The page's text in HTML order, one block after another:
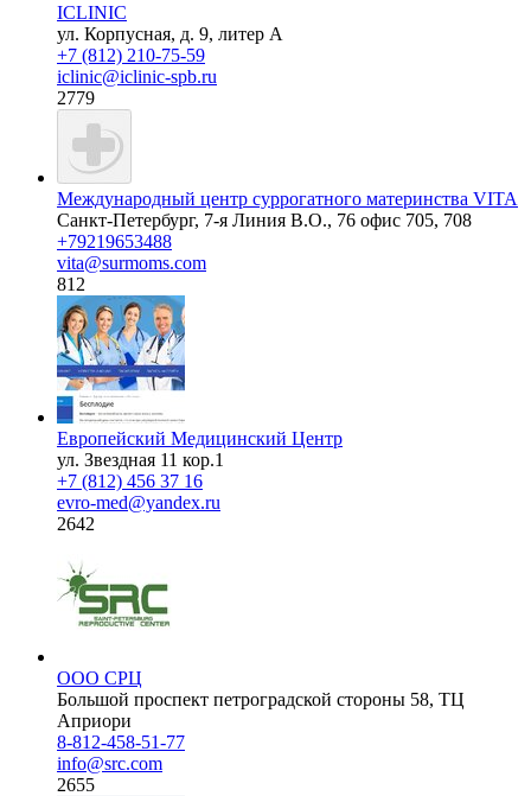
ICLINIC
ул. Корпусная, д. 9, литер А
+7 (812) 210-75-59
iclinic@iclinic-spb.ru
2779
Международный центр суррогатного материнства VITA
Санкт-Петербург, 7-я Линия В.О., 76 офис 705, 708
+79219653488
vita@surmoms.com
812
Европейский Медицинский Центр
ул. Звездная 11 кор.1
+7 (812) 456 37 16
evro-med@yandex.ru
2642
ООО СРЦ
Большой проспект петроградской стороны 58, ТЦ
Априори
8-812-458-51-77
info@src.com
2655